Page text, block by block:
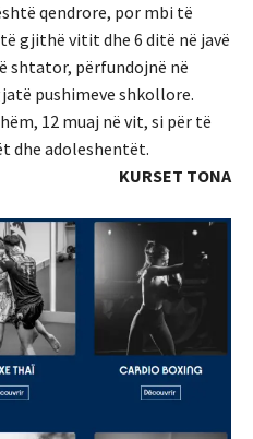
qendrore, por mbi të
gjithë vitit dhe 6 ditë në javë
shtator, përfundojnë në
pushimeve shkollore.
12 muaj në vit, si për të
dhe adoleshentët.
KURSET TONA